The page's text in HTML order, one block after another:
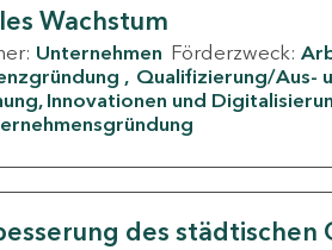
Wachstum
Unternehmen Förderzweck:
Qualifizierung/Aus-
Innovationen und
des städtischen